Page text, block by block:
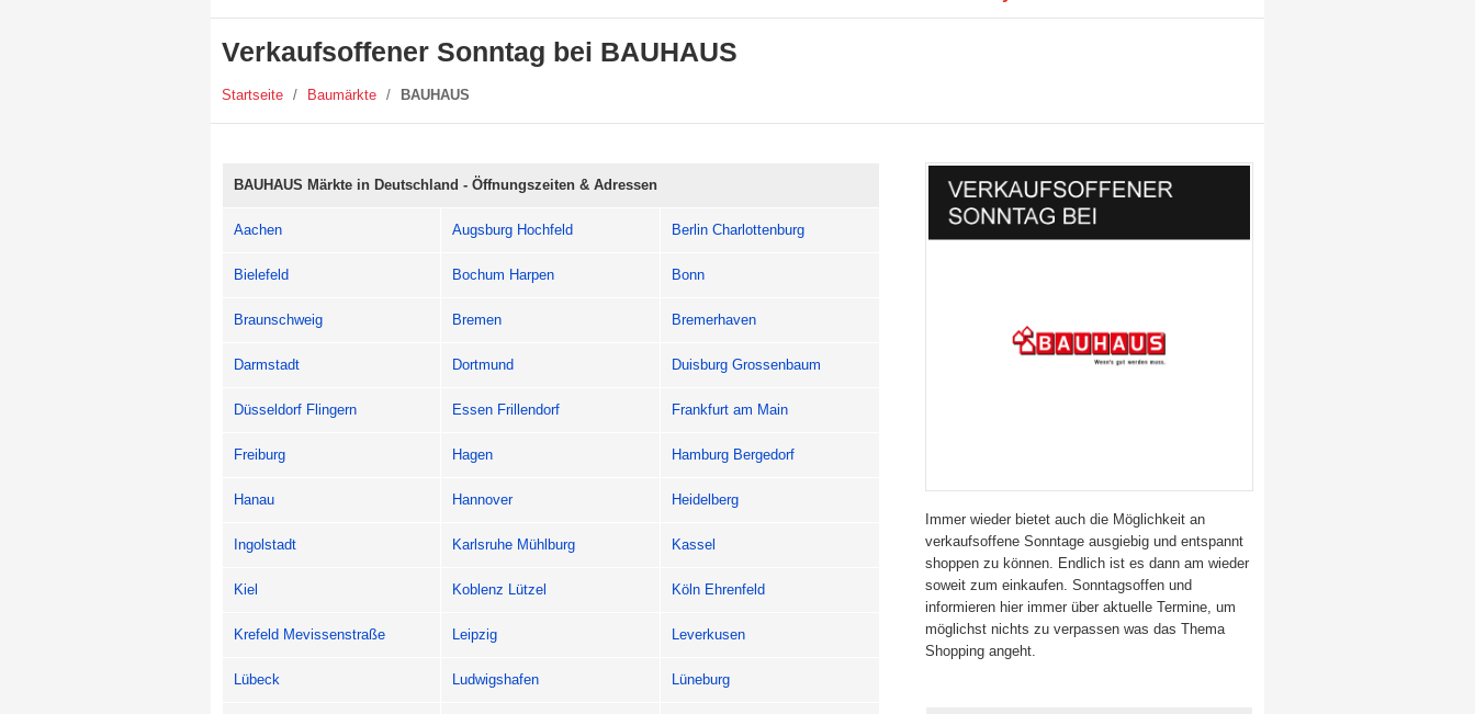
Verkaufsoffener Sonntag bei BAUHAUS
Startseite / Baumärkte / BAUHAUS
BAUHAUS Märkte in Deutschland - Öffnungszeiten & Adressen
Aachen Augsburg Hochfeld Berlin Charlottenburg
Bielefeld Bochum Harpen Bonn
Braunschweig Bremen Bremerhaven
Darmstadt Dortmund Duisburg Grossenbaum
Düsseldorf Flingern Essen Frillendorf Frankfurt am Main
Freiburg Hagen Hamburg Bergedorf
Hanau Hannover Heidelberg
Ingolstadt Karlsruhe Mühlburg Kassel
Kiel Koblenz Lützel Köln Ehrenfeld
Krefeld Mevissenstraße Leipzig Leverkusen
Lübeck Ludwigshafen Lüneburg
Immer wieder bietet auch die Möglichkeit an
verkaufsoffene Sonntage ausgiebig und entspannt
shoppen zu können. Endlich ist es dann am wieder
soweit zum einkaufen. Sonntagsoffen und
informieren hier immer über aktuelle Termine, um
möglichst nichts zu verpassen was das Thema
Shopping angeht.